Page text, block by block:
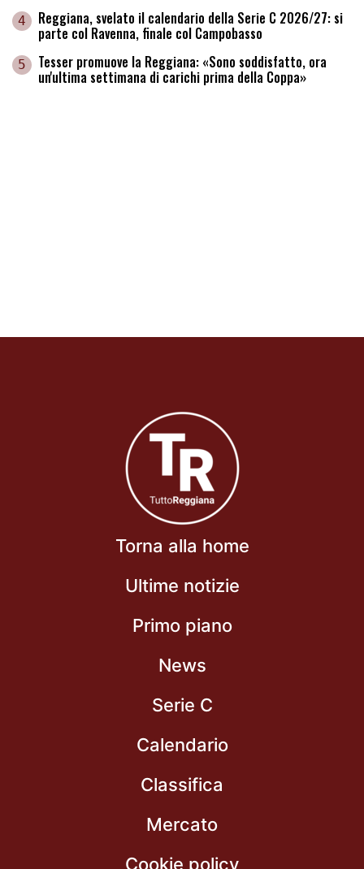
4 Reggiana, svelato il calendario della Serie C 2026/27: si
parte col Ravenna, finale col Campobasso
5 Tesser promuove la Reggiana: «Sono soddisfatto, ora
un'ultima settimana di carichi prima della Coppa»
Torna alla home
Ultime notizie
Primo piano
News
Serie C
Calendario
Classifica
Mercato
Cookie policy